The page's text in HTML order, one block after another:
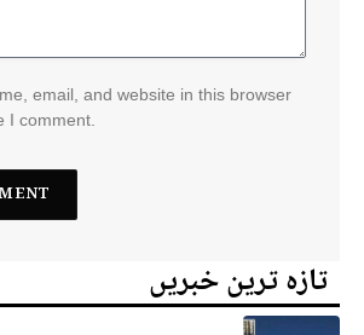
email, and website in this browser
I comment.
تازہ ترین خبریں